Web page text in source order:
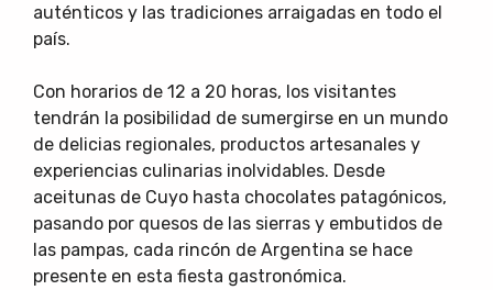
auténticos y las tradiciones arraigadas en todo el
país.
Con horarios de 12 a 20 horas, los visitantes
tendrán la posibilidad de sumergirse en un mundo
de delicias regionales, productos artesanales y
experiencias culinarias inolvidables. Desde
aceitunas de Cuyo hasta chocolates patagónicos,
pasando por quesos de las sierras y embutidos de
las pampas, cada rincón de Argentina se hace
presente en esta fiesta gastronómica.